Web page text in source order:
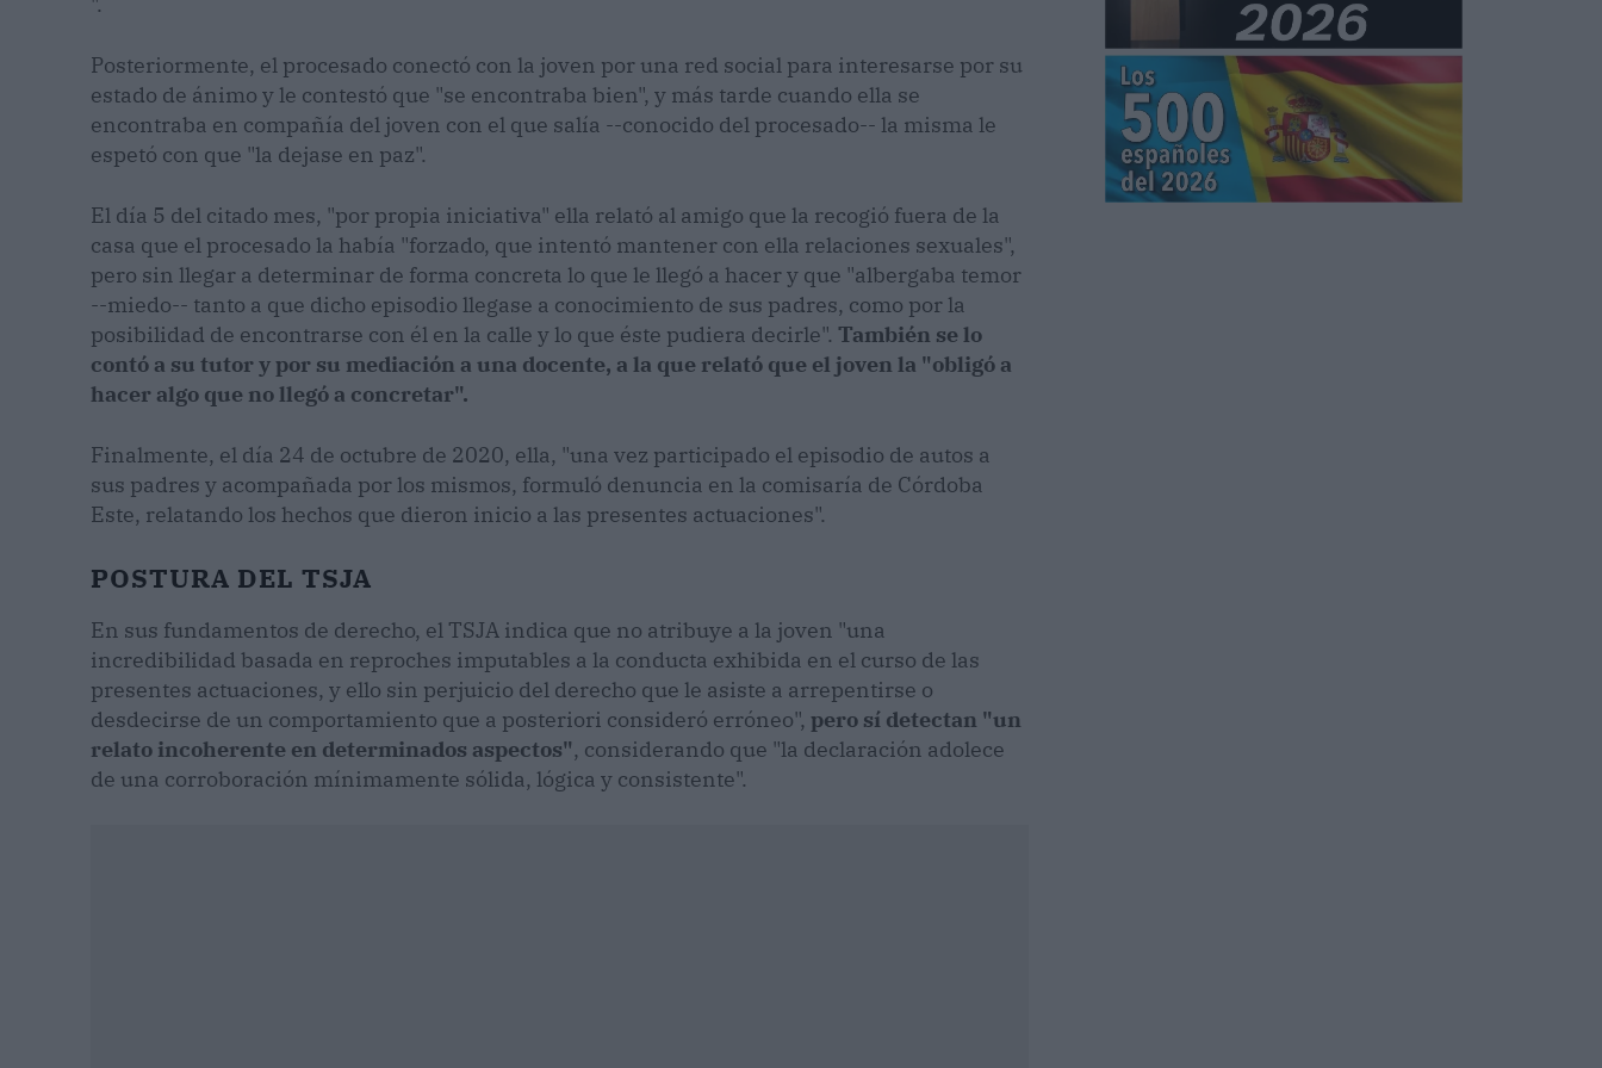
Posteriormente, el procesado conectó con la joven por una red social para interesarse por su
estado de ánimo y le contestó que "se encontraba bien", y más tarde cuando ella se
encontraba en compañía del joven con el que salía --conocido del procesado-- la misma le
espetó con que "la dejase en paz".
El día 5 del citado mes, "por propia iniciativa" ella relató al amigo que la recogió fuera de la
casa que el procesado la había "forzado, que intentó mantener con ella relaciones sexuales",
pero sin llegar a determinar de forma concreta lo que le llegó a hacer y que "albergaba temor
--miedo-- tanto a que dicho episodio llegase a conocimiento de sus padres, como por la
posibilidad de encontrarse con él en la calle y lo que éste pudiera decirle". También se lo
contó a su tutor y por su mediación a una docente, a la que relató que el joven la "obligó a
hacer algo que no llegó a concretar".
Finalmente, el día 24 de octubre de 2020, ella, "una vez participado el episodio de autos a
sus padres y acompañada por los mismos, formuló denuncia en la comisaría de Córdoba
Este, relatando los hechos que dieron inicio a las presentes actuaciones".
POSTURA DEL TSJA
En sus fundamentos de derecho, el TSJA indica que no atribuye a la joven "una
incredibilidad basada en reproches imputables a la conducta exhibida en el curso de las
presentes actuaciones, y ello sin perjuicio del derecho que le asiste a arrepentirse o
desdecirse de un comportamiento que a posteriori consideró erróneo", pero sí detectan "un
relato incoherente en determinados aspectos", considerando que "la declaración adolece
de una corroboración mínimamente sólida, lógica y consistente".